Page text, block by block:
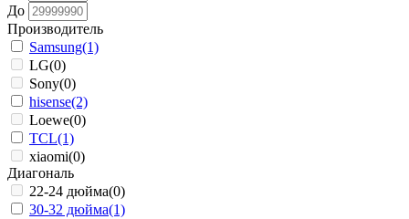
До
Производитель
Samsung(1)
LG(0)
Sony(0)
hisense(2)
Loewe(0)
TCL(1)
xiaomi(0)
Диагональ
22-24 дюйма(0)
30-32 дюйма(1)